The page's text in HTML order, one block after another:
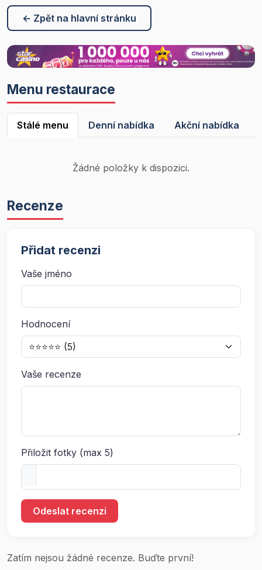
← Zpět na hlavní stránku
Menu restaurace
Stálé menu Denní nabídka Akční nabídka
Žádné položky k dispozici.
Recenze
Přidat recenzi
Vaše jméno
Hodnocení
Vaše recenze
Přiložit fotky (max 5)
Odeslat recenzi
Zatím nejsou žádné recenze. Buďte první!